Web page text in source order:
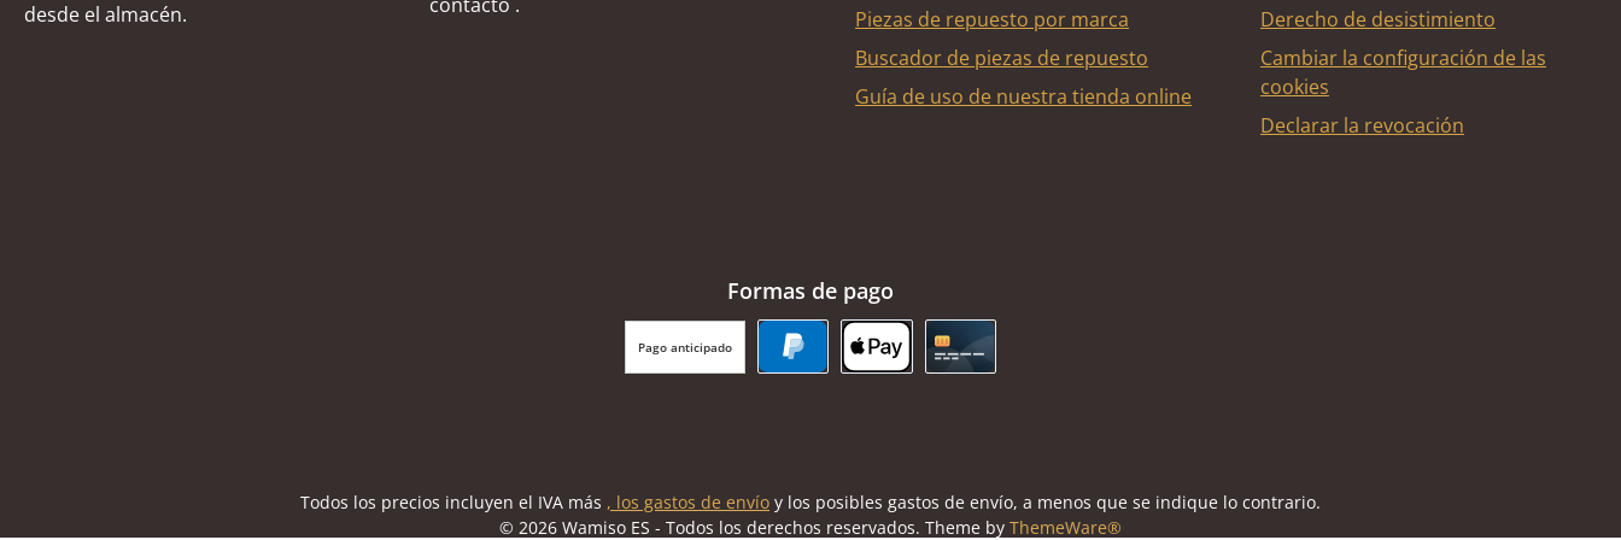
desde el almacén.
Piezas de repuesto por marca
Buscador de piezas de repuesto
Guía de uso de nuestra tienda online
Derecho de desistimiento
Cambiar la configuración de las
cookies
Declarar la revocación
Formas de pago
Pago anticipado
Todos los precios incluyen el IVA más , los gastos de envío y los posibles gastos de envío, a menos que se indique lo contrario.
© 2026 Wamiso ES - Todos los derechos reservados. Theme by ThemeWare®